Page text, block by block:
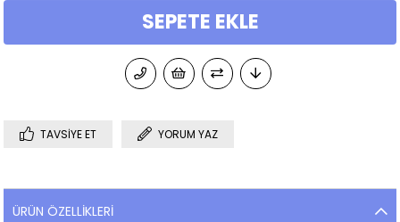
TAVSIYE ET YORUM YAZ
ÜRÜN ÖZELLIKLERI